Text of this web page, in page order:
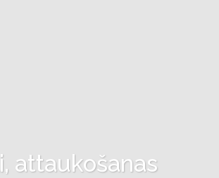
attaukošanas